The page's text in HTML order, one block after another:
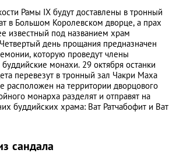
Рамы IX будут доставлены в тронный
в Большом Королевском дворце, а прах
известный под названием храм
день прощания предназначен
которую проведут члены
монахи. 29 октября останки
перевезут в тронный зал Чакри Маха
расположен на территории дворцового
монарха разделят и отправят на
буддийских храма: Ват Ратчабофит и Ват
сандала